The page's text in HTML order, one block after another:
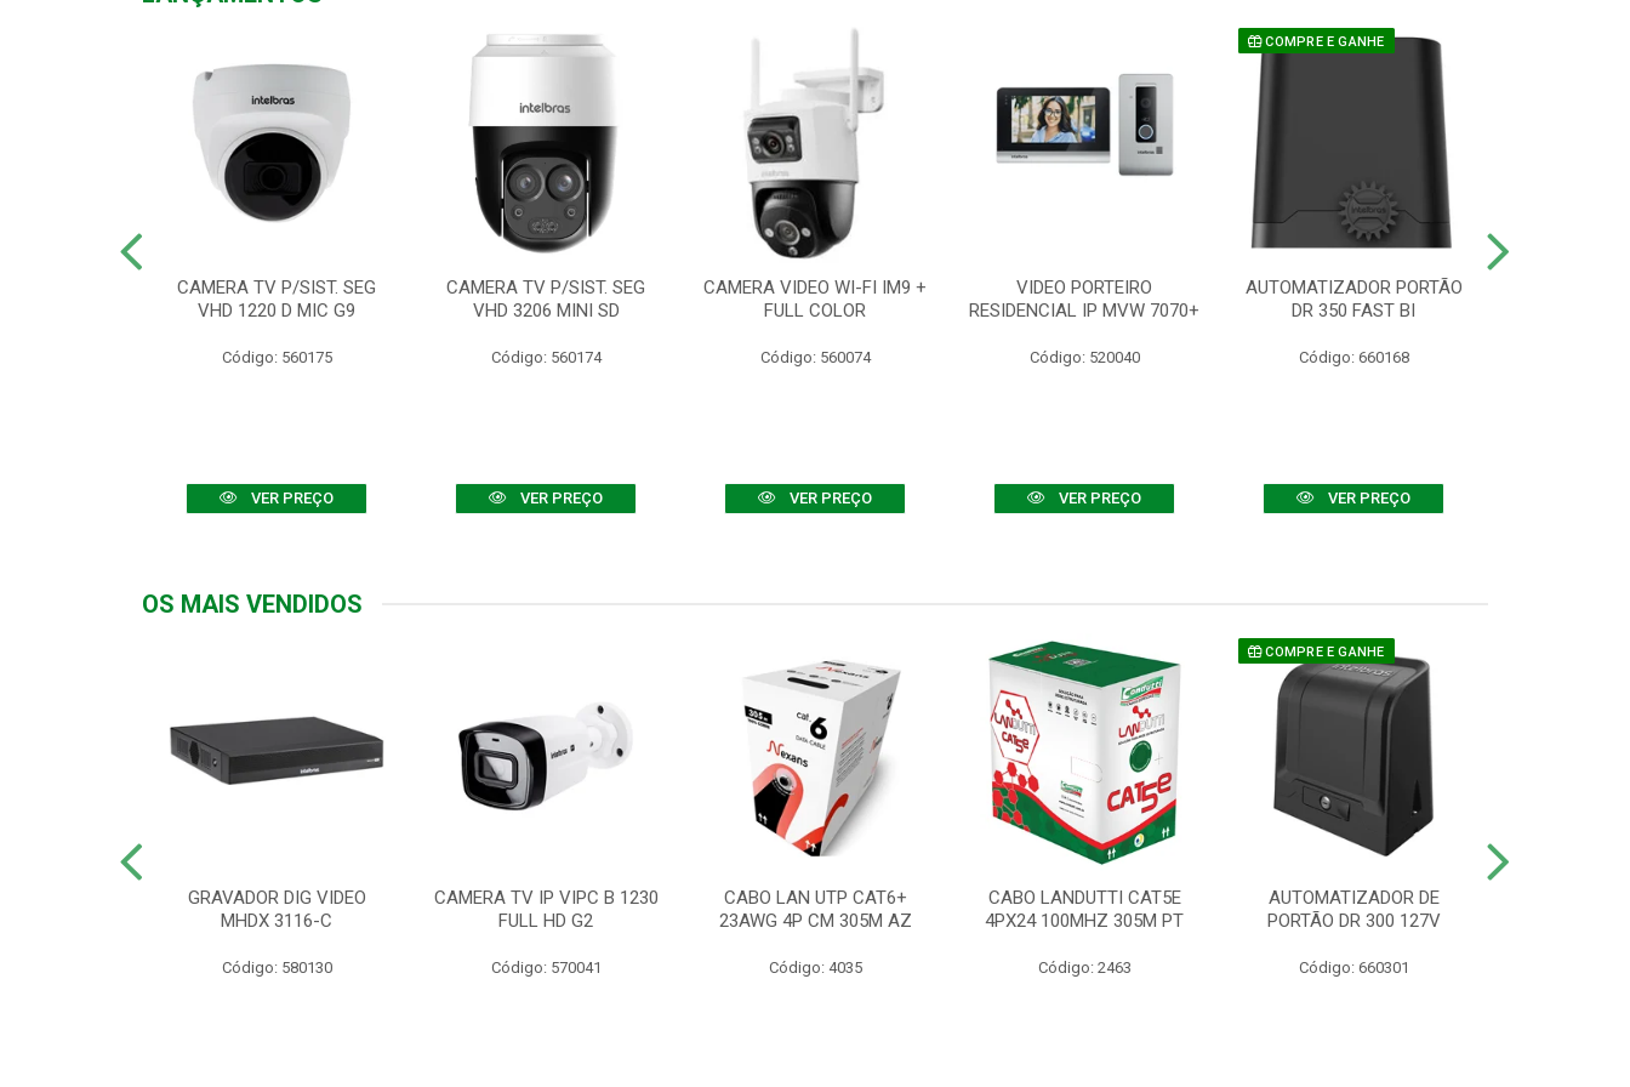
CAMERA TV P/SIST. SEG
VHD 1220 D MIC G9
Código: 560175
VER PREÇO
CAMERA TV P/SIST. SEG
VHD 3206 MINI SD
Código: 560174
VER PREÇO
CAMERA VIDEO WI-FI IM9 +
FULL COLOR
Código: 560074
VER PREÇO
VIDEO PORTEIRO
RESIDENCIAL IP MVW 7070+
Código: 520040
VER PREÇO
COMPRE E GANHE
AUTOMATIZADOR PORTÃO
DR 350 FAST BI
Código: 660168
VER PREÇO
OS MAIS VENDIDOS
GRAVADOR DIG VIDEO
MHDX 3116-C
Código: 580130
CAMERA TV IP VIPC B 1230
FULL HD G2
Código: 570041
CABO LAN UTP CAT6+
23AWG 4P CM 305M AZ
Código: 4035
CABO LANDUTTI CAT5E
4PX24 100MHZ 305M PT
Código: 2463
COMPRE E GANHE
AUTOMATIZADOR DE
PORTÃO DR 300 127V
Código: 660301